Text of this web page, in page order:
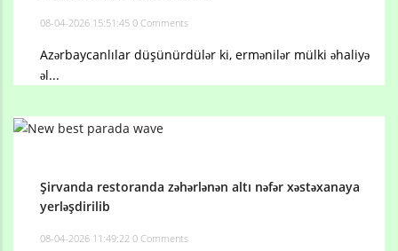
08-04-2026 15:51:45 0 Comments
Azərbaycanlılar düşünürdülər ki, ermənilər mülki əhaliyə
əl...
Şirvanda restoranda zəhərlənən altı nəfər xəstəxanaya
yerləşdirilib
08-04-2026 11:49:22 0 Comments